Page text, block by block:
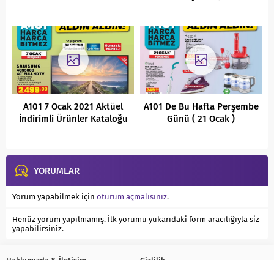
A101 7 Ocak 2021 Aktüel
İndirimli Ürünler Kataloğu
A101 De Bu Hafta Perşembe
Günü ( 21 Ocak )
YORUMLAR
Yorum yapabilmek için oturum açmalısınız.
Henüz yorum yapılmamış. İlk yorumu yukarıdaki form aracılığıyla siz
yapabilirsiniz.